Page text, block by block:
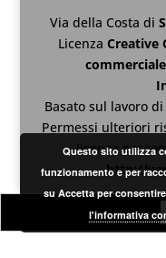
Via della Costa di
LicenzaCreative
Basato sul lavoro di
Permessi ulteriori
licenza
http://
Questo sito utilizza
funzionamento e per
su Accetta per
l'informativa